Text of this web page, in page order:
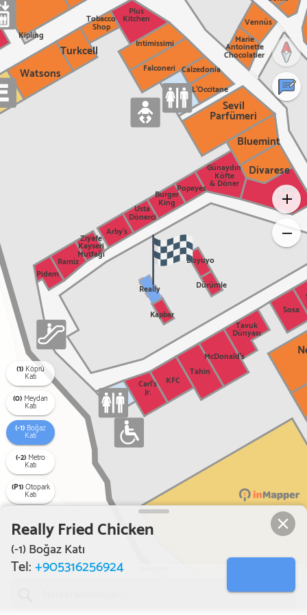
Watsons
Turkcell
Tobacco
Shop
Plus
Kitchen
Intimissimi
Calzedonia
Sevil
Parfümeri
Divarese
Günaydın
Köfte
& Döner
Popeyes
Burger
King
Arby's
Pidem
Kapbar
Really
Doyuyo
Dürümle
Carl's
Jr.
KFC
McDonald's
Tavuk
Dünyası
Sosa
Caffe
Nero
Marie
Antoinette
Chocolatier
Usta
Dönerci
Ziyafe
Kayseri
Mutfağı
Kipling
Ramiz
Tahin
Vennüs
Falconeri
L'Occitane
Bluemint
Görüş ve önerilerinizi önemsiyoruz.
(1) Köprü
Katı
(0) Meydan
Katı
(-1) Boğaz
Katı
(-2) Metro
Katı
(P1)Otopark
Katı
Really Fried Chicken
(-1) Boğaz Katı
Tel:+905316256924